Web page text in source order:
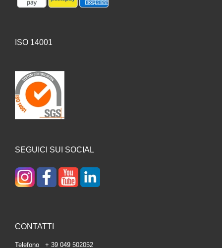
ISO 14001
SEGUICI SUI SOCIAL
CONTATTI
Telefono + 39 049 502052